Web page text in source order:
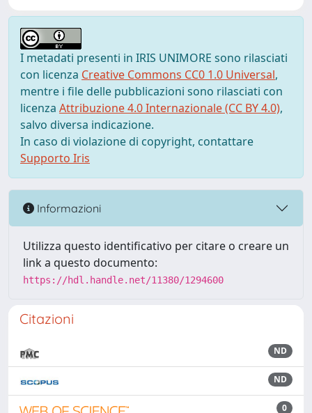
I metadati presenti in IRIS UNIMORE sono rilasciati
con licenza Creative Commons CC0 1.0 Universal,
mentre i file delle pubblicazioni sono rilasciati con
licenza Attribuzione 4.0 Internazionale (CC BY 4.0),
salvo diversa indicazione.
In caso di violazione di copyright, contattare
Supporto Iris
Informazioni
Utilizza questo identificativo per citare o creare un
link a questo documento:
https://hdl.handle.net/11380/1294600
Citazioni
ND
ND
0